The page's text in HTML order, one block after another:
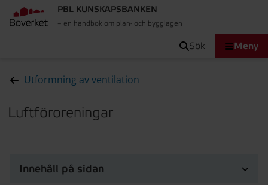
PBL KUNSKAPSBANKEN
– en handbok om plan- och bygglagen
sök Meny
Utformning av ventilation
Luftföroreningar
Innehåll på sidan